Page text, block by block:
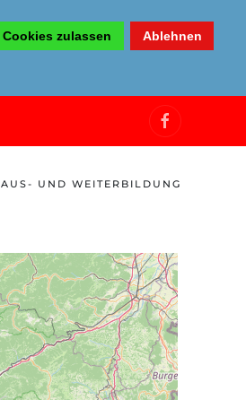
Cookies zulassen Ablehnen
AUS- UND WEITERBILDUNG